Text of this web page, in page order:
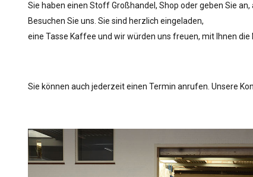
Sie haben einen Stoff Großhandel, Shop oder geben Sie
Besuchen Sie uns. Sie sind herzlich eingeladen,
eine Tasse Kaffee und wir würden uns freuen, mit Ihnen die
Sie können auch jederzeit einen Termin anrufen. Unsere